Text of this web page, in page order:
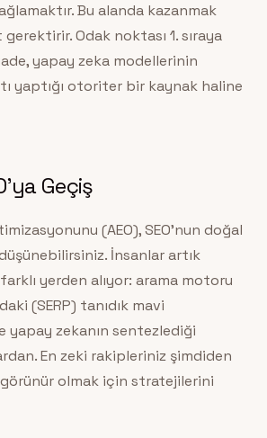
Bu alanda kazanmak
Odak noktası 1. sıraya
yapay zeka modellerinin
yaptığı otoriter bir kaynak haline
Geçiş
(AEO), SEO’nun doğal
İnsanlar artık
yerden alıyor: arama motoru
(SERP) tanıdık mavi
yapay zekanın sentezlediği
En zeki rakipleriniz şimdiden
olmak için stratejilerini